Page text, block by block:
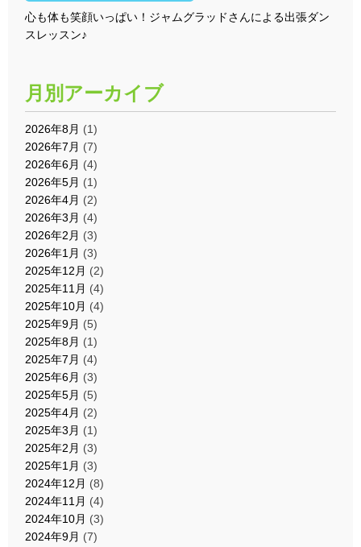
心も体も笑顔いっぱい！ジャムグラッドさんによる出張ダン
スレッスン♪
月別アーカイブ
2026年8月 (1)
2026年7月 (7)
2026年6月 (4)
2026年5月 (1)
2026年4月 (2)
2026年3月 (4)
2026年2月 (3)
2026年1月 (3)
2025年12月 (2)
2025年11月 (4)
2025年10月 (4)
2025年9月 (5)
2025年8月 (1)
2025年7月 (4)
2025年6月 (3)
2025年5月 (5)
2025年4月 (2)
2025年3月 (1)
2025年2月 (3)
2025年1月 (3)
2024年12月 (8)
2024年11月 (4)
2024年10月 (3)
2024年9月 (7)